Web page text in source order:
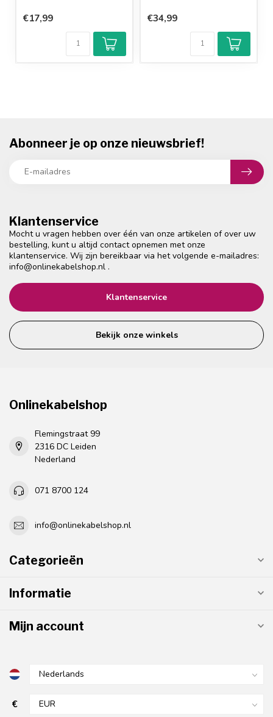
€17,99 €34,99
Klantenservice
Mocht u vragen hebben over één van onze artikelen of over uw
bestelling, kunt u altijd contact opnemen met onze
klantenservice. Wij zijn bereikbaar via het volgende e-mailadres:
info@onlinekabelshop.nl .
Klantenservice
Bekijk onze winkels
Abonneer je op onze nieuwsbrief!
Onlinekabelshop
Flemingstraat 99
2316 DC Leiden
Nederland
071 8700 124
info@onlinekabelshop.nl
Categorieën
Informatie
Mijn account
€